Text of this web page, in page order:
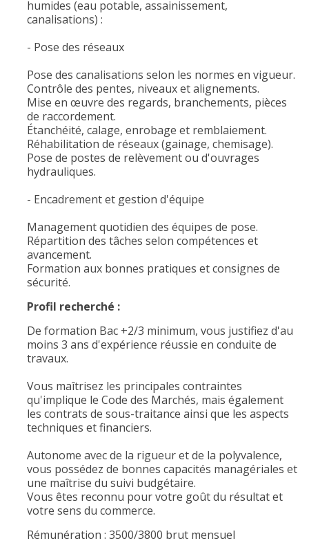
humides (eau potable, assainissement,
canalisations) :
- Pose des réseaux
Pose des canalisations selon les normes en vigueur.
Contrôle des pentes, niveaux et alignements.
Mise en œuvre des regards, branchements, pièces
de raccordement.
Étanchéité, calage, enrobage et remblaiement.
Réhabilitation de réseaux (gainage, chemisage).
Pose de postes de relèvement ou d'ouvrages
hydrauliques.
- Encadrement et gestion d'équipe
Management quotidien des équipes de pose.
Répartition des tâches selon compétences et
avancement.
Formation aux bonnes pratiques et consignes de
sécurité.
Profil recherché :
De formation Bac +2/3 minimum, vous justifiez d'au
moins 3 ans d'expérience réussie en conduite de
travaux.
Vous maîtrisez les principales contraintes
qu'implique le Code des Marchés, mais également
les contrats de sous-traitance ainsi que les aspects
techniques et financiers.
Autonome avec de la rigueur et de la polyvalence,
vous possédez de bonnes capacités managériales et
une maîtrise du suivi budgétaire.
Vous êtes reconnu pour votre goût du résultat et
votre sens du commerce.
Rémunération : 3500/3800 brut mensuel